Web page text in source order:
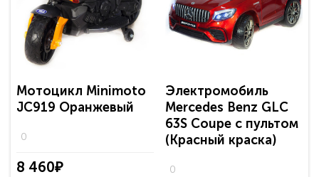
Мотоцикл Minimoto
JC919 Оранжевый
0
8 460₽
Электромобиль
Mercedes Benz GLC
63S Coupe с пультом
(Красный краска)
0